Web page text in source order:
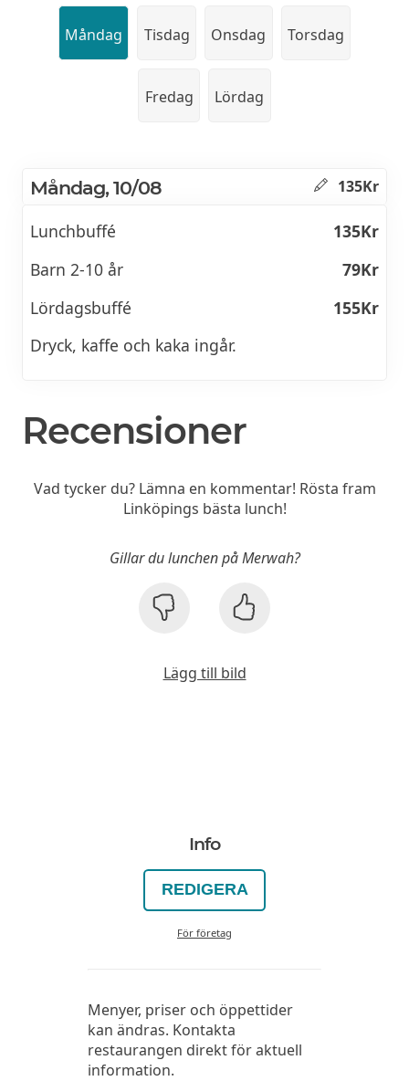
Måndag Tisdag Onsdag Torsdag
Fredag Lördag
Måndag, 10/08 135Kr
Lunchbuffé
135Kr
Barn 2-10 år
79Kr
Lördagsbuffé
155Kr
Dryck, kaffe och kaka ingår.
Recensioner
Vad tycker du? Lämna en kommentar! Rösta fram
Linköpings bästa lunch!
Gillar du lunchen på Merwah?
Lägg till bild
Info
REDIGERA
För företag
Menyer, priser och öppettider
kan ändras. Kontakta
restaurangen direkt för aktuell
information.